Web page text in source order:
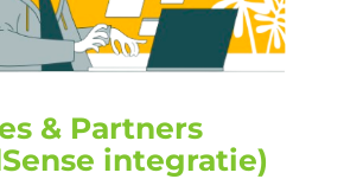
& Partners
integratie)